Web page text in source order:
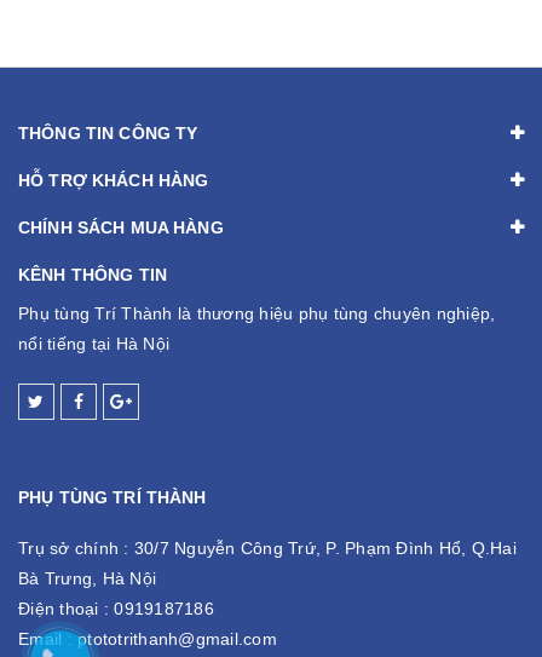
THÔNG TIN CÔNG TY
HỖ TRỢ KHÁCH HÀNG
CHÍNH SÁCH MUA HÀNG
KÊNH THÔNG TIN
Phụ tùng Trí Thành là thương hiệu phụ tùng chuyên nghiệp,
nổi tiếng tại Hà Nội
PHỤ TÙNG TRÍ THÀNH
Trụ sở chính : 30/7 Nguyễn Công Trứ, P. Phạm Đình Hổ, Q.Hai
Bà Trưng, Hà Nội
Điện thoại :0919187186
Email :ptototrithanh@gmail.com